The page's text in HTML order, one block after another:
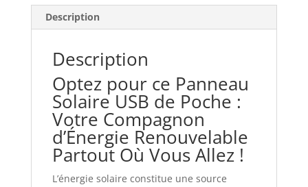
Description
Description
Optez pour ce Panneau
Solaire USB de Poche :
Votre Compagnon
d’Énergie Renouvelable
Partout Où Vous Allez !
L’énergie solaire constitue une source